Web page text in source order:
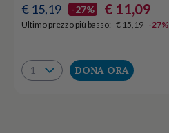
€ 15,19 -27% € 11,09
Ultimo prezzo più basso: € 15,19 -27%
DONA ORA